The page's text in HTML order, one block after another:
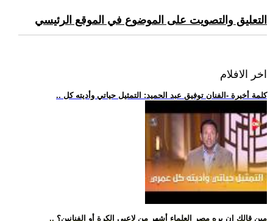
التعليق والتصويت على الموضوع في الموقع الرئيسي
اخر الافلام
.. كلمة أخيرة -الفنان توفيق عبد الحميد: التمثيل حياتي وأديته كل
.. مين قالك إن بره مصر العلماء أشهر من لاعبي الكرة أو الفنانين؟